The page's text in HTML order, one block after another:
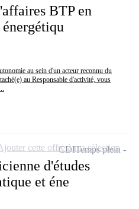
BTP en
au sein d'un acteur reconnu du
au Responsable d'activité, vous
d'études
et éne
CDITemps plein
cette offre à ma sélection